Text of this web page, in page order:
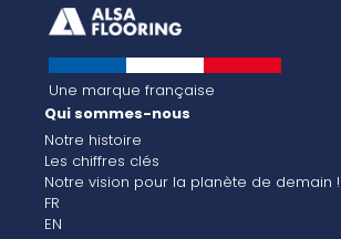
Une marque française
Qui sommes-nous
Notre histoire
Les chiffres clés
Notre vision pour la planète de demain !
FR
EN